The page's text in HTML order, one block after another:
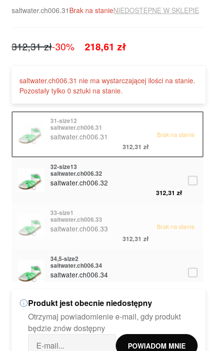
saltwater.ch006.31 Brak na stanieNIEDOSTĘPNE W SKLEPIE
312,31 zł-30% 218,61 zł
saltwater.ch006.31 nie ma wystarczającej ilości na stanie.
Pozostały tylko 0 sztuki na stanie.
31-size12
saltwater.ch006.31
saltwater.ch006.31
312,31 zł
Brak na stanie
32-size13
saltwater.ch006.32
saltwater.ch006.32
312,31 zł
33-size1
saltwater.ch006.33
saltwater.ch006.33
312,31 zł
Brak na stanie
34,5-size2
saltwater.ch006.34
saltwater.ch006.34
35,5-size3
saltwater.ch006.35
Produkt jest obecnie niedostępny
Otrzymaj powiadomienie e-mail, gdy produkt
będzie znów dostępny
POWIADOM MNIE